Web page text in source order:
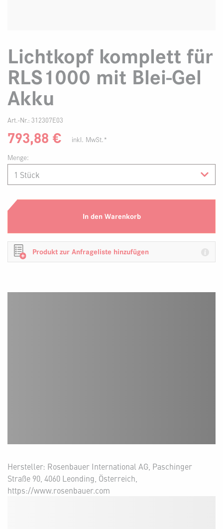
Lichtkopf komplett für
RLS1000 mit Blei-Gel
Akku
Art.-Nr.: 312307E03
793,88 €
inkl. MwSt.*
Menge:
In den Warenkorb
Produkt zur Anfrageliste hinzufügen
Hersteller: Rosenbauer International AG, Paschinger
Straße 90, 4060 Leonding, Österreich,
https://www.rosenbauer.com